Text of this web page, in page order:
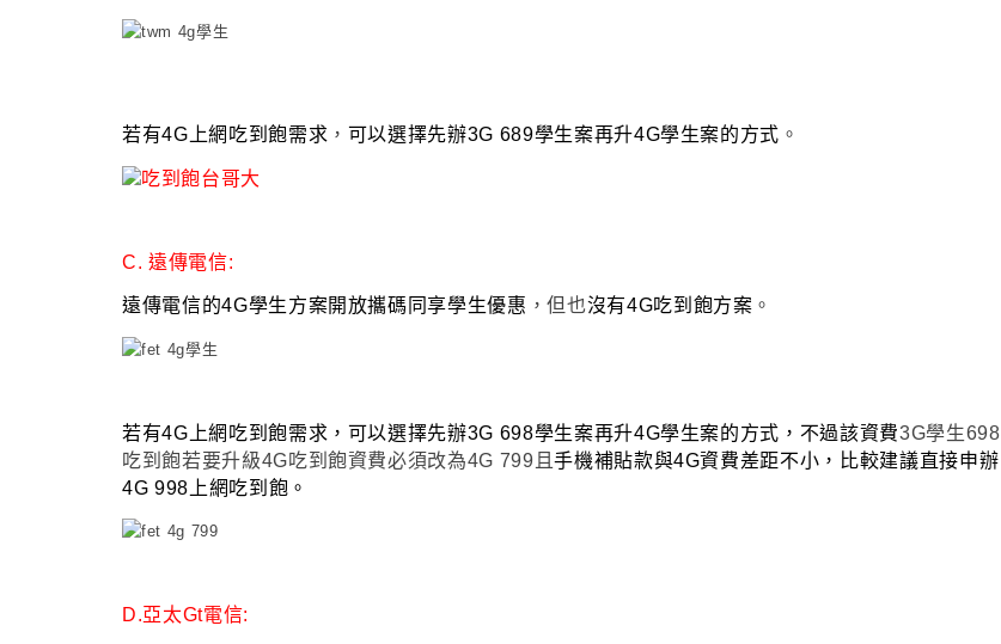
若有4G上網吃到飽需求 ， 可以選擇先辦3G 689學生案再升4G學生案的方式 。
C. 遠傳電信:
遠傳電信的4G學生方案開放攜碼同享學生優惠 ，但也沒有4G吃到飽方案 。
若有4G上網吃到飽需求 ， 可以選擇先辦3G 698學生案再升4G學生案的方式 ， 不過該資費3G學生698
吃到飽若要升級4G吃到飽資費必須改為4G 799 且手機補貼款與4G資費差距不小 ，比較建議直接申辦
4G 998上網吃到飽 。
D.亞太Gt電信: